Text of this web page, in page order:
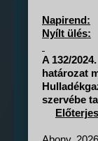
Napirend:
Nyílt ülés:
A 132/
határozat
szervébe